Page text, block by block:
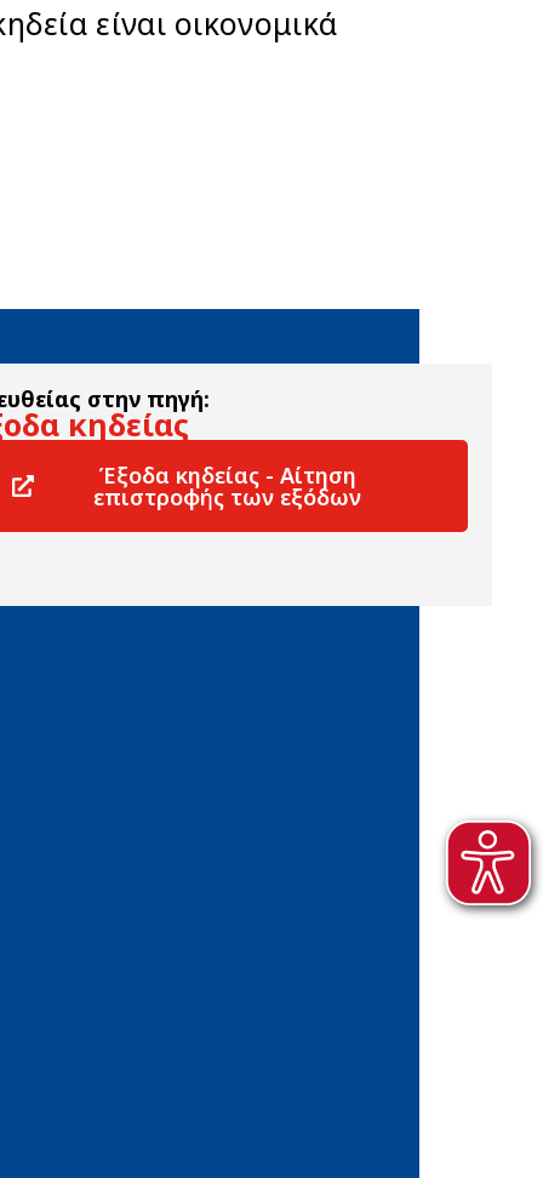
είναι οικονομικά
στην πηγή:
κηδείας
Έξοδα κηδείας - Αίτηση
επιστροφής των εξόδων